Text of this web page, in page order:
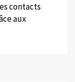
contacts
aux